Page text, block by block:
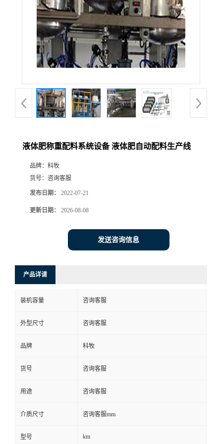
液体肥称重配料系统设备 液体肥自动配料生产线
品牌： 科牧
货号： 咨询客服
发布日期： 2022-07-21
更新日期： 2026-08-08
发送咨询信息
产品详请
装机容量 咨询客服
外型尺寸 咨询客服
品牌 科牧
货号 咨询客服
用途 咨询客服
介质尺寸 咨询客服mm
型号 km